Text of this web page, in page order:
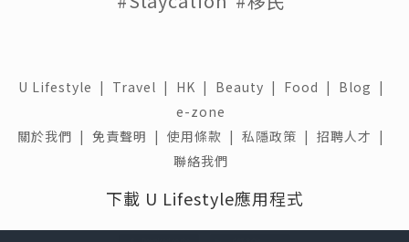
U Lifestyle | Travel | HK | Beauty | Food | Blog |
e-zone
關於我們 | 免責聲明 | 使用條款 | 私隱政策 | 招聘人才 |
聯絡我們
下載 U Lifestyle應用程式